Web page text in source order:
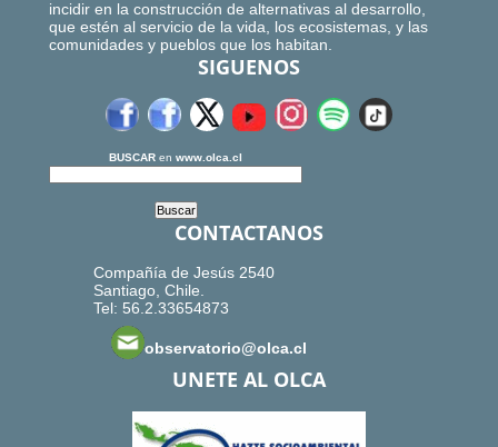
incidir en la construcción de alternativas al desarrollo,
que estén al servicio de la vida, los ecosistemas, y las
comunidades y pueblos que los habitan.
SIGUENOS
BUSCAR en www.olca.cl
CONTACTANOS
Compañía de Jesús 2540
Santiago, Chile.
Tel: 56.2.33654873
observatorio@olca.cl
UNETE AL OLCA